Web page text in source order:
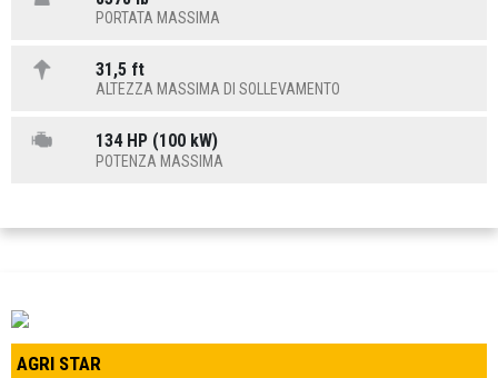
PORTATA MASSIMA
31,5 ft
ALTEZZA MASSIMA DI SOLLEVAMENTO
134 HP (100 kW)
POTENZA MASSIMA
AGRI STAR